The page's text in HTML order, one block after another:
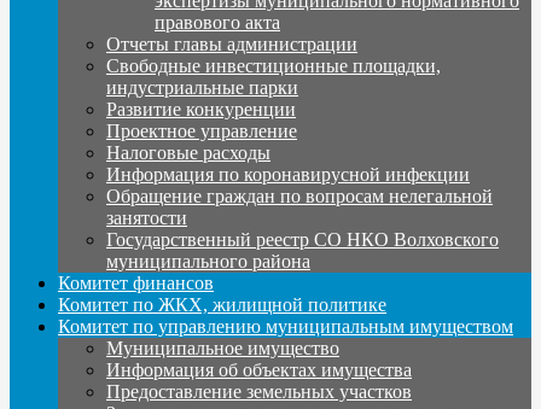
правового акта
Отчеты главы администрации
Свободные инвестиционные площадки,
индустриальные парки
Развитие конкуренции
Проектное управление
Налоговые расходы
Информация по коронавирусной инфекции
Обращение граждан по вопросам нелегальной
занятости
Государственный реестр СО НКО Волховского
муниципального района
Комитет финансов
Комитет по ЖКХ, жилищной политике
Комитет по управлению муниципальным имуществом
Муниципальное имущество
Информация об объектах имущества
Предоставление земельных участков